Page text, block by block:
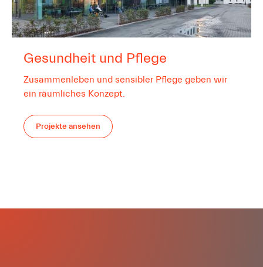
Gesundheit und Pflege
Zusammenleben und sensibler Pflege geben wir
ein räumliches Konzept.
Projekte ansehen